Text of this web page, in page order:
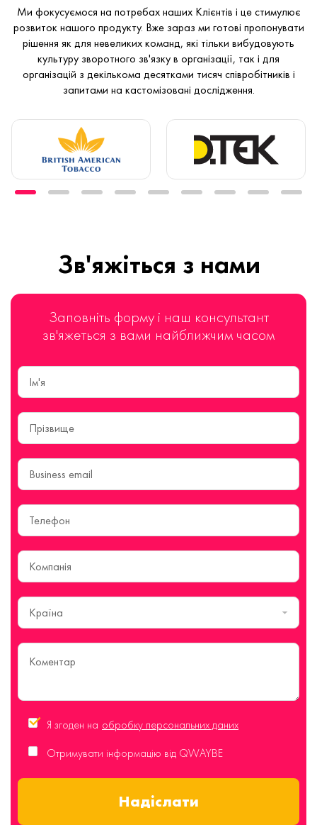
Ми фокусуємося на потребах наших Клієнтів і це стимулює
розвиток нашого продукту. Вже зараз ми готові пропонувати
рішення як для невеликих команд, які тільки вибудовують
культуру зворотного зв'язку в організації, так і для
організацій з декількома десятками тисяч співробітників і
запитами на кастомізовані дослідження.
Зв'яжіться з нами
Заповніть форму і наш консультант
зв'яжеться з вами найближчим часом
Країна
Я згоден на обробку персональних даних
Отримувати інформацію від QWAYBE
Надіслати